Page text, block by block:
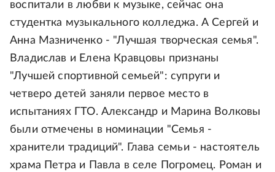
воспитали в любви к музыке, сейчас она
студентка музыкального колледжа. А Сергей и
Анна Мазниченко - "Лучшая творческая семья".
Владислав и Елена Кравцовы признаны
"Лучшей спортивной семьей": супруги и
четверо детей заняли первое место в
испытаниях ГТО. Александр и Марина Волковы
были отмечены в номинации "Семья -
хранители традиций". Глава семьи - настоятель
храма Петра и Павла в селе Погромец. Роман и